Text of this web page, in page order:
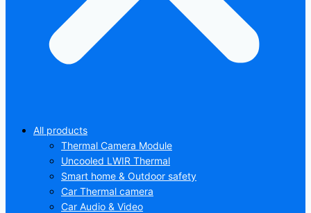
All products
Thermal Camera Module
Uncooled LWIR Thermal
Smart home & Outdoor safety
Car Thermal camera
Car Audio & Video